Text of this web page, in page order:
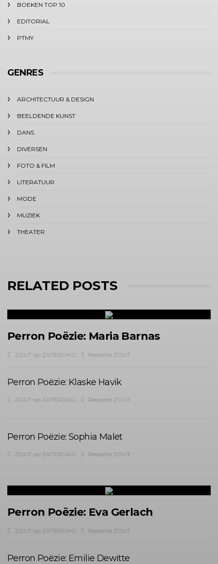
BOEKEN TOP 10
EDITORIAL
PTMY
GENRES
ARCHITECTUUR & DESIGN
BEELDENDE KUNST
DANS
DIVERSEN
FOTO & FILM
LITERATUUR
MODE
MUZIEK
THEATER
RELATED POSTS
Perron Poëzie: Maria Barnas
ZOUT op ZATERDAG Redactie ZOUT
Perron Poëzie: Klaske Havik
ZOUT op ZATERDAG Redactie ZOUT
Perron Poëzie: Sophia Malet
ZOUT op ZATERDAG Redactie ZOUT
Perron Poëzie: Eva Gerlach
ZOUT op ZATERDAG Redactie ZOUT
Perron Poëzie: Emilie Dewitte